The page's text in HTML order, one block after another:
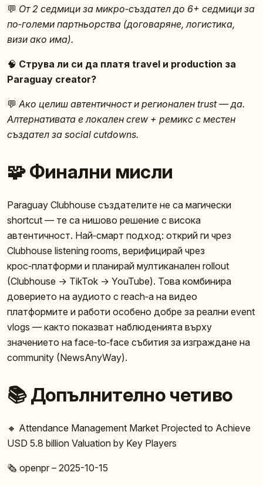
💬 От 2 седмици за микро‑създател до 6+ седмици за
по‑големи партньорства (договаряне, логистика,
визи ако има).
🧠 Струва ли си да платя travel и production за
Paraguay creator?
💬Ако целиш автентичност и регионален trust — да.
Алтернативата е локален crew + ремикс с местен
създател за social cutdowns.
🧩 Финални мисли
Paraguay Clubhouse създателите не са магически
shortcut — те са нишово решение с висока
автентичност. Най‑смарт подход: открий ги чрез
Clubhouse listening rooms, верифицирай чрез
крос‑платформи и планирай мултиканален rollout
(Clubhouse → TikTok → YouTube). Това комбинира
доверието на аудиото с reach‑а на видео
платформите и работи особено добре за реални event
vlogs — както показват наблюденията върху
значението на face‑to‑face събития за изграждане на
community (NewsAnyWay).
📚 Допълнително четиво
🔸 Attendance Management Market Projected to Achieve
USD 5.8 billion Valuation by Key Players
🗞️ openpr – 2025-10-15